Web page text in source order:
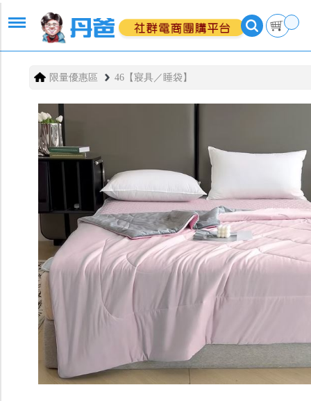
限量優惠區 46【寢具／睡袋】